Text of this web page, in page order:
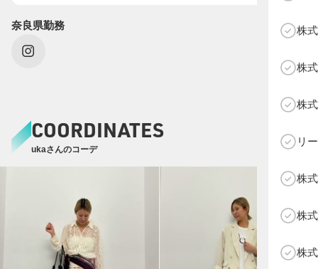
株
株
株
リ
株
株
株
奈良県勤務
COORDINATES
ukaさんのコーデ